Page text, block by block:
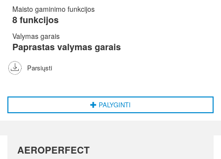
Maisto gaminimo funkcijos
8 funkcijos
Valymas garais
Paprastas valymas garais
Parsiųsti
PALYGINTI
AEROPERFECT